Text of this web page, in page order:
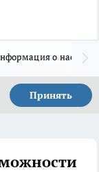
о нас
Принять